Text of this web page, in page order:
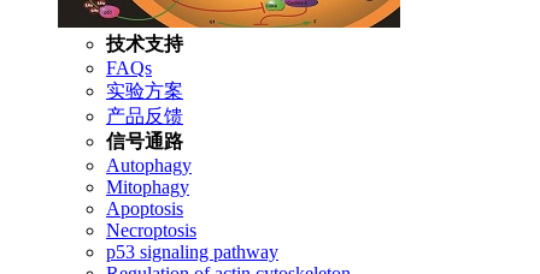
技术支持
FAQs
实验方案
产品反馈
信号通路
Autophagy
Mitophagy
Apoptosis
Necroptosis
p53 signaling pathway